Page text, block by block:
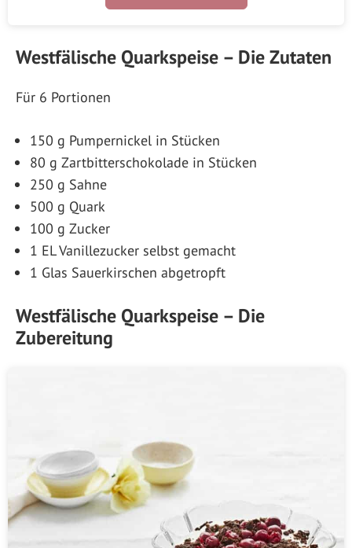
Westfälische Quarkspeise – Die Zutaten
Für 6 Portionen
150 g Pumpernickel in Stücken
80 g Zartbitterschokolade in Stücken
250 g Sahne
500 g Quark
100 g Zucker
1 EL Vanillezucker selbst gemacht
1 Glas Sauerkirschen abgetropft
Westfälische Quarkspeise – Die
Zubereitung